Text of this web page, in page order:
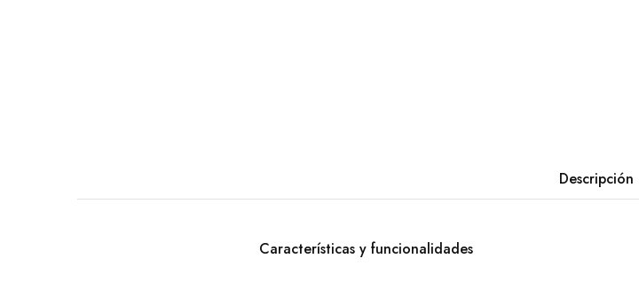
Descripción
Características y funcionalidades